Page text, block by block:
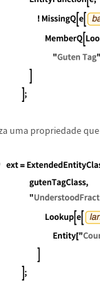
uma propriedade